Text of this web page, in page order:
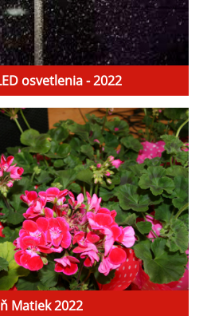
osvetlenia - 2022
Matiek 2022